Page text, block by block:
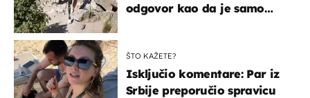
odgovor kao da je samo
ŠTO KAŽETE?
Isključio komentare: Par iz
Srbije preporučio spravicu